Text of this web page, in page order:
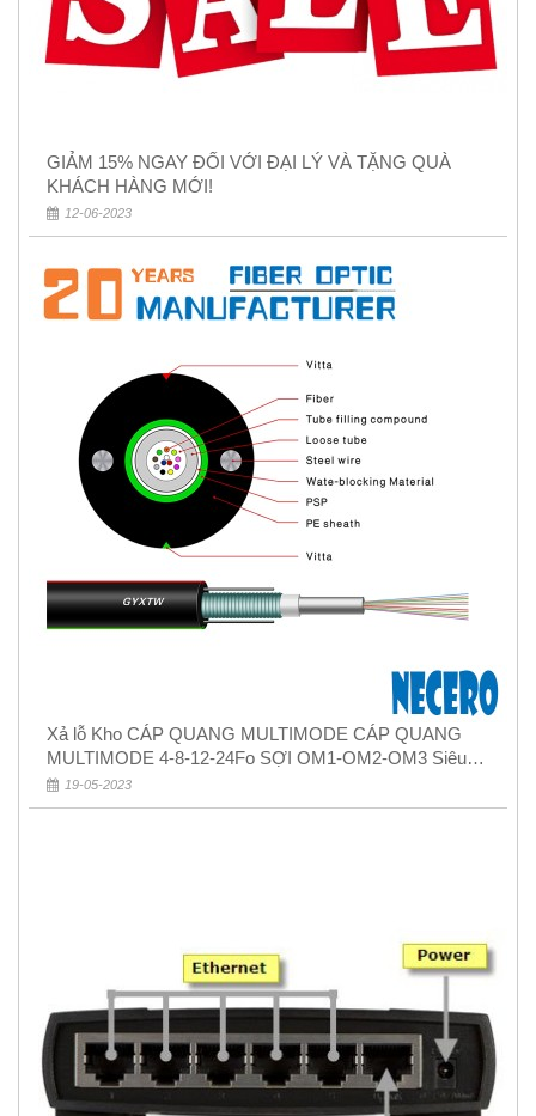
GIẢM 15% NGAY ĐỐI VỚI ĐẠI LÝ VÀ TẶNG QUÀ
KHÁCH HÀNG MỚI!
12-06-2023
Xả lỗ Kho CÁP QUANG MULTIMODE CÁP QUANG
MULTIMODE 4-8-12-24Fo SỢI OM1-OM2-OM3 Siêu
Rẻ 5k
19-05-2023